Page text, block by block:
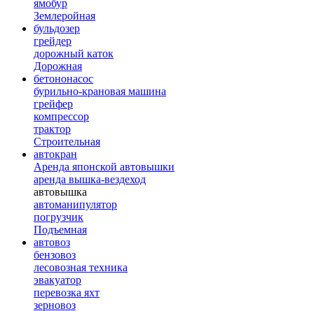
ямобур
Землеройная
бульдозер
грейдер
дорожный каток
Дорожная
бетононасос
бурильно-крановая машина
грейфер
компрессор
трактор
Строительная
автокран
Аренда японской автовышки
аренда вышка-вездеход
автовышка
автоманипулятор
погрузчик
Подъемная
автовоз
бензовоз
лесовозная техника
эвакуатор
перевозка яхт
зерновоз